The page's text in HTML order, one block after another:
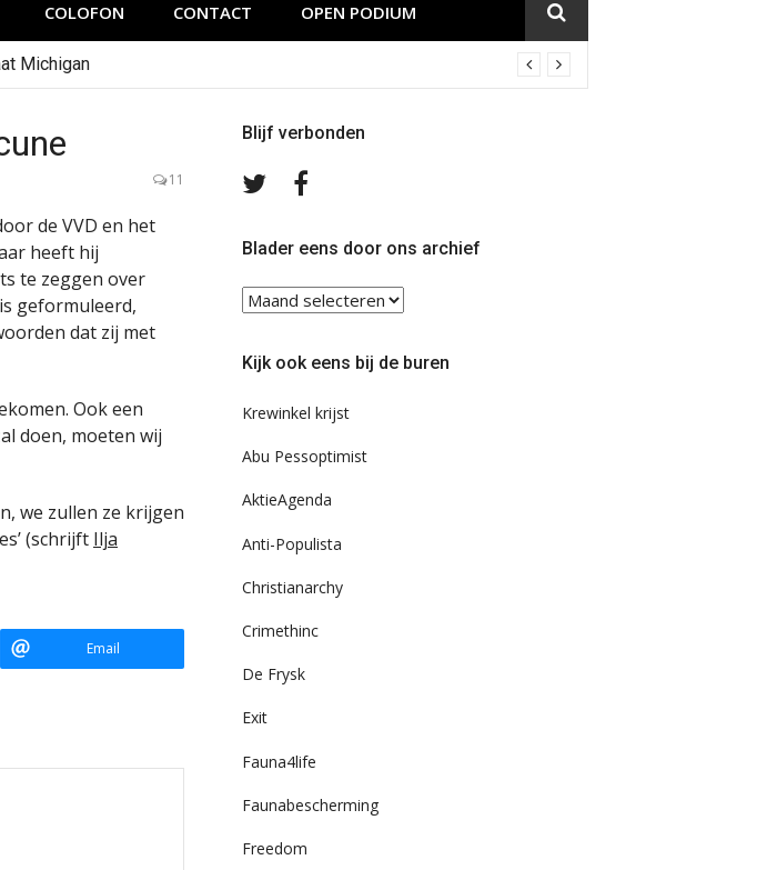
COLOFON CONTACT OPEN PODIUM
Michigan
11
de VVD en het
heeft hij
te zeggen over
geformuleerd,
dat zij met
Ook een
doen, moeten wij
we zullen ze krijgen
(schrijft Ilja
Email
Blijf verbonden
Volg
TwitterFacebook
Blader eens door ons archief
Blader
eens
ons
Kijk ook eens bij de buren
Krewinkel krijst
Abu Pessoptimist
AktieAgenda
Anti-Populista
Christianarchy
Crimethinc
De Frysk
Exit
Fauna4life
Faunabescherming
Freedom